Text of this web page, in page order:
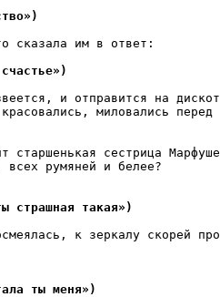
сказала им в ответ:
и отправится на
миловались перед
старшенькая сестрица
румяней и белее?
страшная такая»)
к зеркалу скорей
ты меня»)